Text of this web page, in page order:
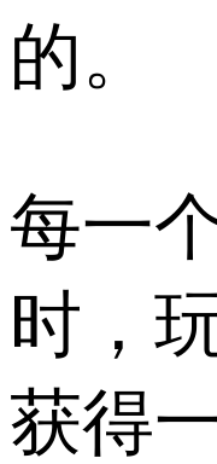
的。
每一
时，
获得